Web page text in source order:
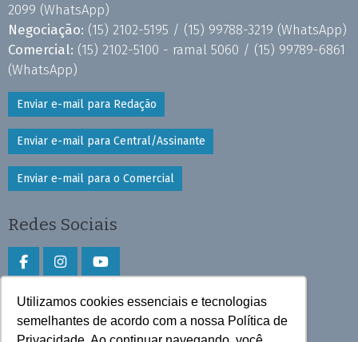
Utilizamos cookies essenciais e tecnologias
semelhantes de acordo com a nossa Política de
2099 (WhatsApp)
Negociação: (15) 2102-5195 / (15) 99788-3219 (WhatsApp)
Comercial: (15) 2102-5100 - ramal 5060 / (15) 99789-6861
(WhatsApp)
Enviar e-mail para Redação
Enviar e-mail para Central/Assinante
Enviar e-mail para o Comercial
Redes Sociais
Faça download do aplicativo